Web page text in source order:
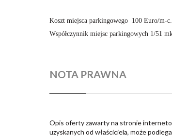
Koszt miejsca parkingowego 100 Euro/m-c.
Współczynnik miejsc parkingowych 1/51
NOTA PRAWNA
Opis oferty zawarty na stronie
uzyskanych od właściciela, może